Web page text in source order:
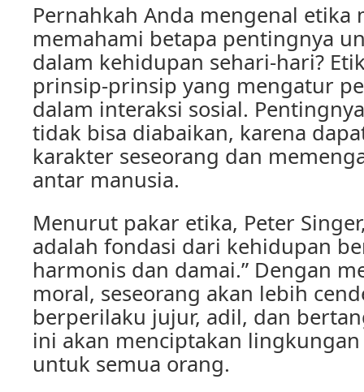
Pernahkah Anda mengenal etika
memahami betapa pentingnya
dalam kehidupan sehari-hari?
prinsip-prinsip yang mengatur
dalam interaksi sosial.
tidak bisa diabaikan, karena
karakter seseorang dan
antar manusia.
Menurut pakar etika, Peter
adalah fondasi dari kehidupan
harmonis dan damai.” Dengan
moral, seseorang akan lebih
berperilaku jujur, adil, dan
ini akan menciptakan
untuk semua orang.